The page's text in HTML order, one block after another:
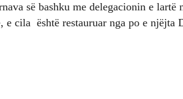
së bashku me delegacionin e lartë
e cila është restauruar nga po e njëjta